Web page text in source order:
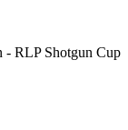
- RLP Shotgun Cup